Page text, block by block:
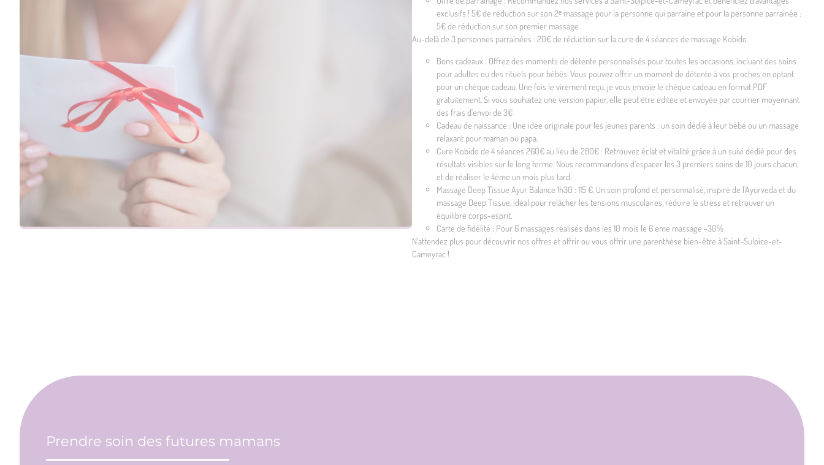
exclusifs ! 5€ de réduction sur son 2ᵉ massage pour la personne qui parraine et pour la personne parrainée :
5€ de réduction sur son premier massage.
Au-delà de 3 personnes parrainées : 20€ de réduction sur la cure de 4 séances de massage Kobido.
Bons cadeaux : Offrez des moments de détente personnalisés pour toutes les occasions, incluant des soins
pour adultes ou des rituels pour bébés. Vous pouvez offrir un moment de détente à vos proches en optant
pour un chèque cadeau. Une fois le virement reçu, je vous envoie le chèque cadeau en format PDF
gratuitement. Si vous souhaitez une version papier, elle peut être éditée et envoyée par courrier moyennant
des frais d’envoi de 3€
Cadeau de naissance : Une idée originale pour les jeunes parents : un soin dédié à leur bébé ou un massage
relaxant pour maman ou papa.
Cure Kobido de 4 séances 260€ au lieu de 280€ : Retrouvez éclat et vitalité grâce à un suivi dédié pour des
résultats visibles sur le long terme. Nous recommandons d’espacer les 3 premiers soins de 10 jours chacun,
et de réaliser le 4ème un mois plus tard.
Massage Deep Tissue Ayur Balance 1h30 : 115 €. Un soin profond et personnalisé, inspiré de l’Ayurveda et du
massage Deep Tissue, idéal pour relâcher les tensions musculaires, réduire le stress et retrouver un
équilibre corps-esprit.
Carte de fidélité : Pour 6 massages réalisés dans les 10 mois le 6 eme massage -30%
N’attendez plus pour découvrir nos offres et offrir ou vous offrir une parenthèse bien-être à Saint-Sulpice-et-
Cameyrac !
Prendre soin des futures mamans